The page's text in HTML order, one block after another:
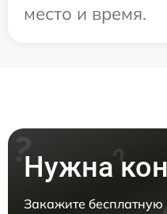
место и время.
Нужна
Закажите бесплатную